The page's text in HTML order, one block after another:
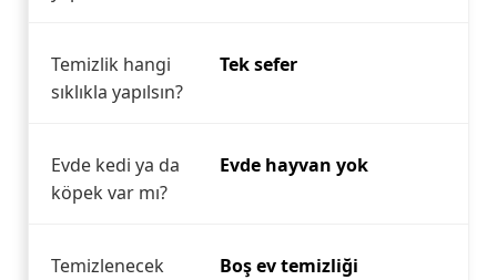
Temizlik hangi
sıklıkla yapılsın?
Tek sefer
Evde kedi ya da
köpek var mı?
Evde hayvan yok
Temizlenecek
Boş ev temizliği